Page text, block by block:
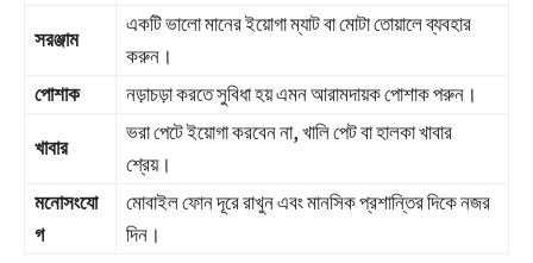
সরঞ্জাম
একটি ভালো মানের ইয়োগা ম্যাট বা মোটা তোয়ালে ব্যবহার
করুন।
পোশাক
নড়াচড়া করতে সুবিধা হয় এমন আরামদায়ক পোশাক পরুন।
খাবার
ভরা পেটে ইয়োগা করবেন না, খালি পেট বা হালকা খাবার
শ্রেয়।
মনোসংযো
গ
মোবাইল ফোন দূরে রাখুন এবং মানসিক প্রশান্তির দিকে নজর
দিন।